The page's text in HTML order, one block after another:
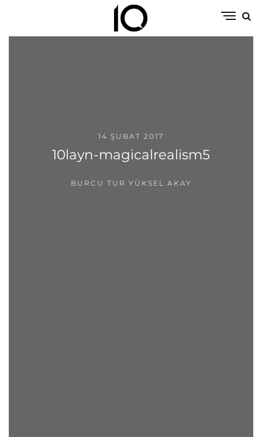
14 ŞUBAT 2017
10layn-magicalrealism5
BURCU TUR YÜKSEL AKAY